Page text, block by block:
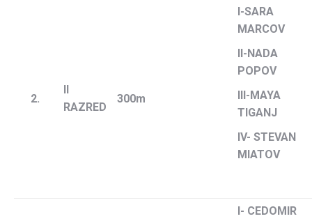
2.
II
RAZRED
300m
I-SARA
MARCOV
II-NADA
POPOV
III-MAYA
TIGANJ
IV- STEVAN
MIATOV
I- CEDOMIR